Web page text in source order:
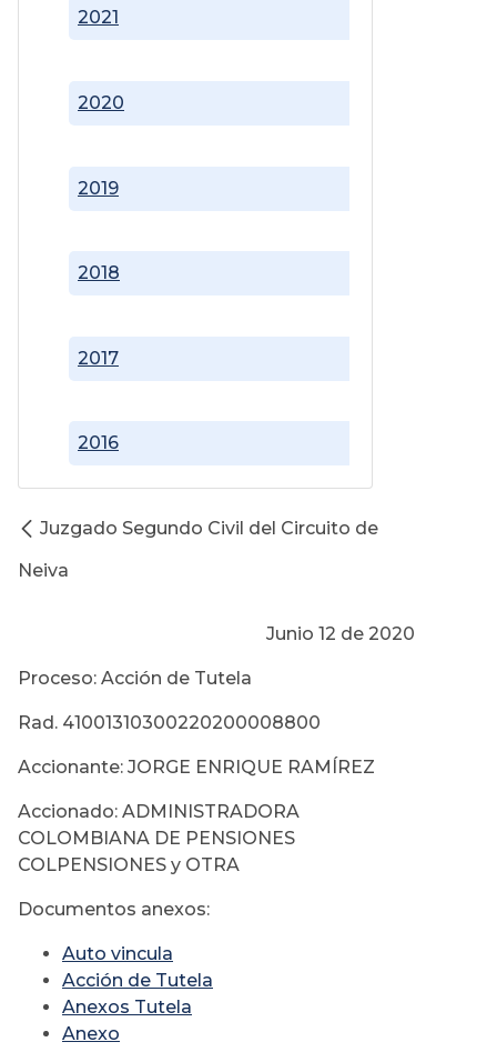
2016
2017
2018
2019
2020
2021
Juzgado Segundo Civil del Circuito de
Neiva
Junio 12 de 2020
Proceso: Acción de Tutela
Rad. 41001310300220200008800
Accionante: JORGE ENRIQUE RAMÍREZ
Accionado: ADMINISTRADORA
COLOMBIANA DE PENSIONES
COLPENSIONES y OTRA
Documentos anexos:
Auto vincula
Acción de Tutela
Anexos Tutela
Anexo